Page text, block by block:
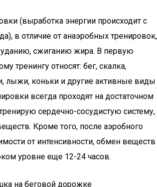
(выработка энергии происходит с
в отличие от анаэробных тренировок,
сжиганию жира. В первую
тренингу относят: бег, скалка,
лыжи, коньки и другие активные виды
всегда проходят на достаточном
сердечно-сосудистую систему,
Кроме того, после аэробного
от интенсивности, обмен веществ
уровне еще 12-24 часов.
на беговой дорожке